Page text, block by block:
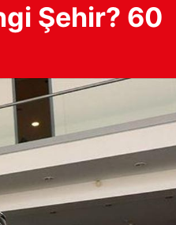
Şehir? 60